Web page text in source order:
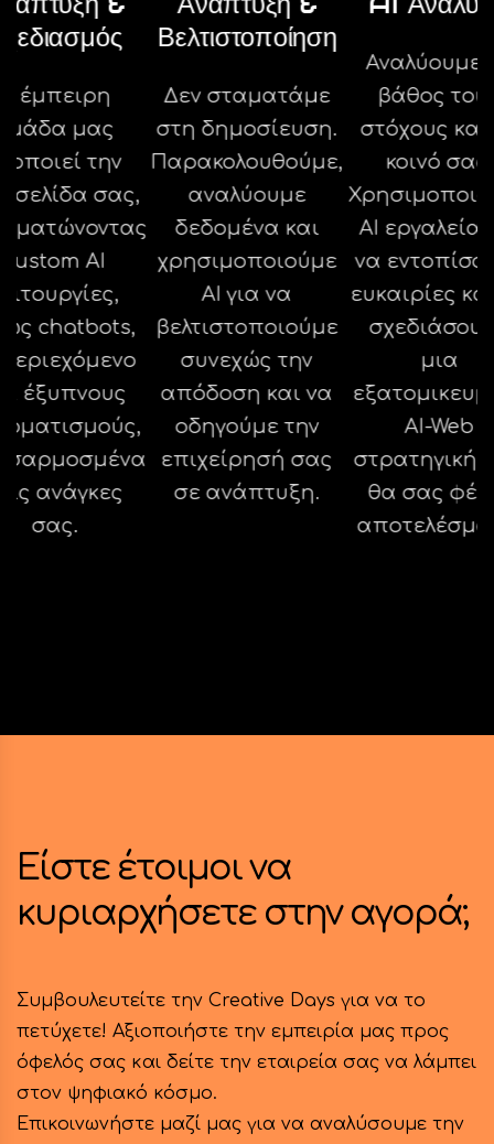
έμπειρη
μας
την
σας,
custom AI
chatbots,
έξυπνους
ανάγκες
σας.
Βελτιστοποίηση
Δεν σταματάμε
στη δημοσίευση.
Παρακολουθούμε,
αναλύουμε
δεδομένα και
χρησιμοποιούμε
AI για να
βελτιστοποιούμε
συνεχώς την
απόδοση και να
οδηγούμε την
επιχείρησή σας
σε ανάπτυξη.
Αναλύουμε
βάθος
στόχους και
κοινό σας.
AI εργαλεία
να
ευκαιρίες
μια
AI-Web
στρατηγική
θα σας
Είστε έτοιμοι να
κυριαρχήσετε στην αγορά;
Συμβουλευτείτε την Creative Days για να το
πετύχετε! Αξιοποιήστε την εμπειρία μας προς
όφελός σας και δείτε την εταιρεία σας να λάμπει
στον ψηφιακό κόσμο.
Επικοινωνήστε μαζί μας για να αναλύσουμε την